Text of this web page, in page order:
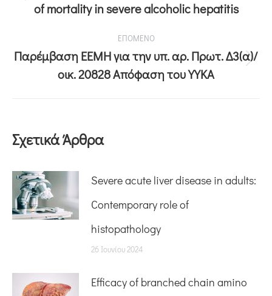
of mortality in severe alcoholic hepatitis
ΕΠΟΜΕΝΟ
Παρέμβαση ΕΕΜΗ για την υπ. αρ. Πρωτ. Δ3(α)/
οικ. 20828 Απόφαση του ΥΥΚΑ
Σχετικά Άρθρα
Severe acute liver disease in adults:
Contemporary role of
histopathology
26 Ιουνίου 2024
Efficacy of branched chain amino